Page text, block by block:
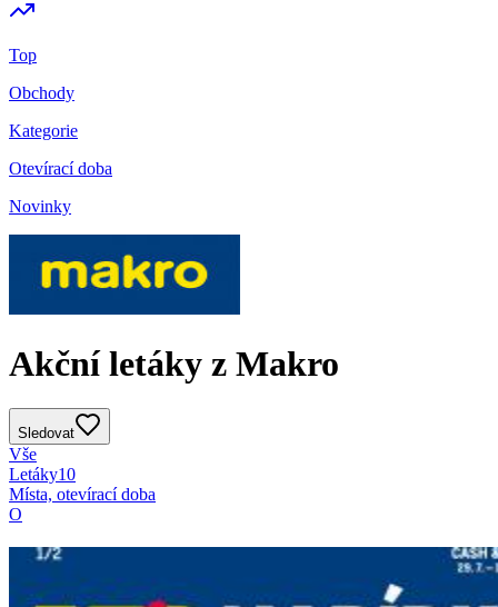
Top
Obchody
Kategorie
Otevírací doba
Novinky
Akční letáky z Makro
Sledovat
Vše
Letáky10
Místa, otevírací doba
O